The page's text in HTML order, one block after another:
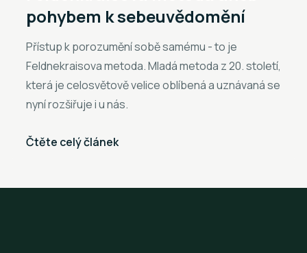
pohybem k sebeuvědomění
Přístup k porozumění sobě samému - to je
Feldnekraisova metoda. Mladá metoda z 20. století,
která je celosvětově velice oblíbená a uznávaná se
nyní rozšiřuje i u nás.
Čtěte celý článek